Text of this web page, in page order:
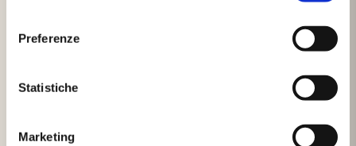
Preferenze
Statistiche
Marketing
Potrebbe interessarti